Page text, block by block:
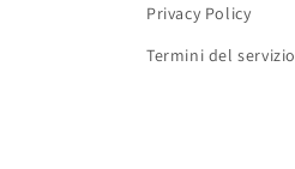
Privacy Policy
Termini del servizio